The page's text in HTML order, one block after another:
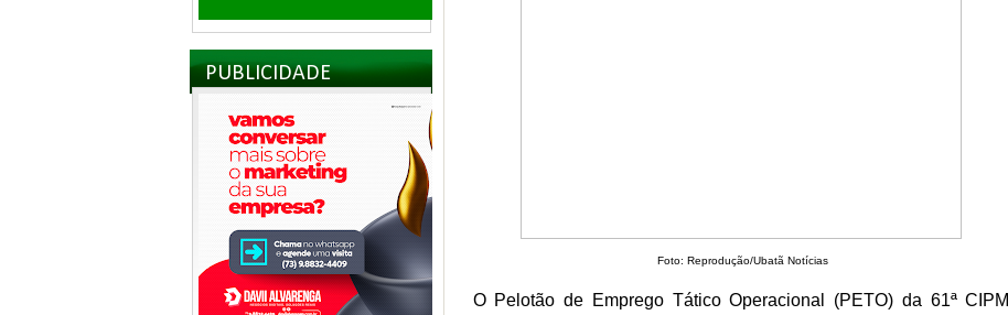
PUBLICIDADE
Foto: Reprodução/Ubatã Notícias
O Pelotão de Emprego Tático Operacional (PETO) da 61ª CIPM